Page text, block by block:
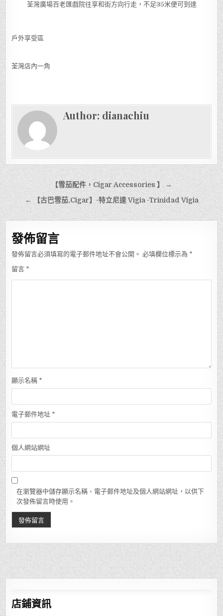
荃灣廣場百老匯戲院往享和街方向行走，不足35米便可到達
戶外享受區
荃灣店內一角
Author: dianachiu
文
章
導
覽
【雪茄配件，Cigar Accessories 】 →
← 【古巴雪茄,Cigar】-特立尼達 Vigia -Trinidad Vigia
發佈留言
發佈留言必須填寫的電子郵件地址不會公開。 必填欄位標示為 *
留言 *
顯示名稱 *
電子郵件地址 *
個人網站網址
在瀏覽器中儲存顯示名稱、電子郵件地址及個人網站網址，以供下
次發佈留言時使用。
店鋪資訊